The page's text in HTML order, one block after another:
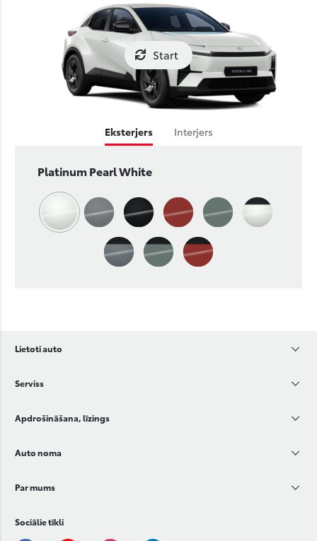
Start
Eksterjers Interjers
Platinum Pearl White
Lietoti auto
Serviss
Apdrošināšana, līzings
Auto noma
Par mums
Sociālie tīkli